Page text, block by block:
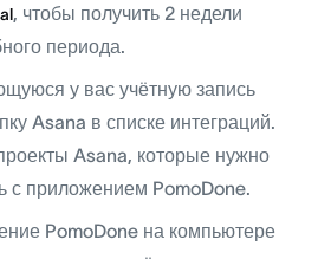
, чтобы получить 2 недели
периода.
у вас учётную запись
Asana в списке интеграций.
Asana, которые нужно
с приложением PomoDone.
PomoDone на компьютере